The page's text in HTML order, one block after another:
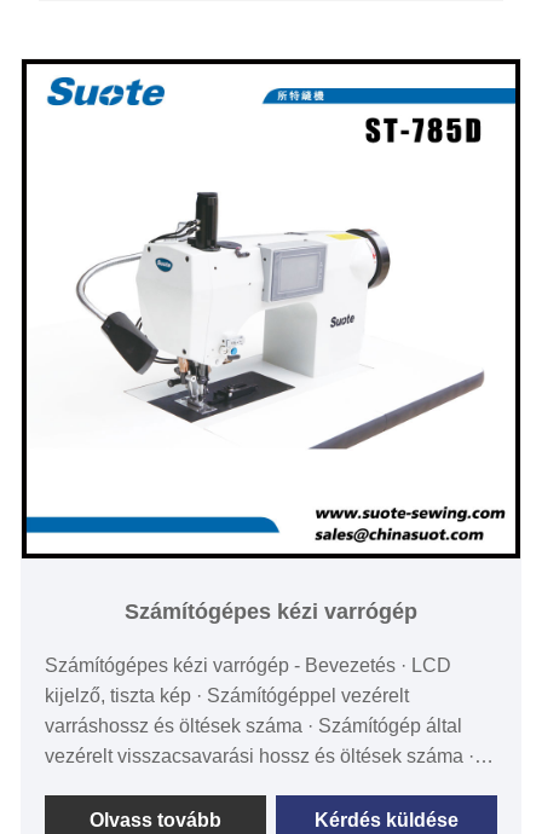
Számítógépes kézi varrógép
Számítógépes kézi varrógép - Bevezetés · LCD
kijelző, tiszta kép · Számítógéppel vezérelt
varráshossz és öltések száma · Számítógép által
vezérelt visszacsavarási hossz és öltések száma ·
térdpedál · Több varrásminta elérhető,
Olvass tovább Kérdés küldése